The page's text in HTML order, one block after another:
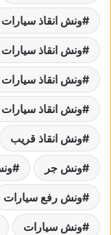
ونش انقاذ
ونش انقاذ
ونش انقاذ
ونش انقاذ
ونش انقاذ قريب
ونش جر
ونش رفع سيارات
ونش سيارات